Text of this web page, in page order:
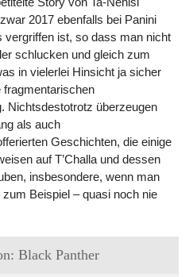
2017 ebenfalls bei Panini
vergriffen ist, so dass man nicht
schlucken und gleich zum
in vielerlei Hinsicht ja sicher
fragmentarischen
Nichtsdestotrotz überzeugen
als auch
Geschichten, die einige
auf T’Challa und dessen
insbesondere, wenn man
Beispiel – quasi noch nie
Black Panther